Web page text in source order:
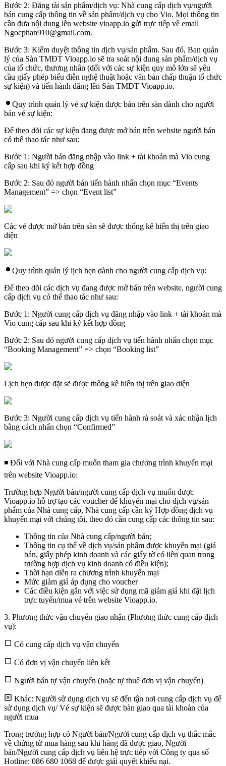
Bước 2: Đăng tải sản phẩm/dịch vụ: Nhà cung cấp dịch vụ/người
bán cung cấp thông tin về sản phẩm/dịch vụ cho Vio. Mọi thông tin
cần đưa nội dung lên website vioapp.io gửi trực tiếp về email
Ngocphan910@gmail.com.
Bước 3: Kiểm duyệt thông tin dịch vụ/sản phẩm. Sau đó, Ban quản
lý của Sàn TMĐT Vioapp.io sẽ tra soát nội dung sản phẩm/dịch vụ
của tổ chức, thương nhân (đối với các sự kiện quy mô lớn sẽ yêu
cầu giấy phép biểu diễn nghệ thuật hoặc văn bản chấp thuận tổ chức
sự kiện) và tiến hành đăng lên Sàn TMĐT Vioapp.io.
Quy trình quản lý vé sự kiện được bán trên sàn dành cho người
bán vé sự kiện:
Để theo dõi các sự kiện đang được mở bán trên website người bán
có thể thao tác như sau:
Bước 1: Người bán đăng nhập vào link + tài khoản mà Vio cung
cấp sau khi ký kết hợp đồng
Bước 2: Sau đó người bán tiến hành nhấn chọn mục “Events
Management” => chọn “Event list”
Các vé được mở bán trên sàn sẽ được thống kê hiển thị trên giao
diện
Quy trình quản lý lịch hẹn dành cho người cung cấp dịch vụ:
Để theo dõi các dịch vụ đang được mở bán trên website, người cung
cấp dịch vụ có thể thao tác như sau:
Bước 1: Người cung cấp dịch vụ đăng nhập vào link + tài khoản mà
Vio cung cấp sau khi ký kết hợp đồng
Bước 2: Sau đó người cung cấp dịch vụ tiến hành nhấn chọn mục
“Booking Management” => chọn “Booking list”
Lịch hẹn được đặt sẽ được thống kê hiển thị trên giao diện
Bước 3: Người cung cấp dịch vụ tiến hành rà soát và xác nhận lịch
bằng cách nhấn chọn “Confirmed”
◾ Đối với Nhà cung cấp muốn tham gia chương trình khuyến mại
trên website Vioapp.io:
Trường hợp Người bán/người cung cấp dịch vụ muốn được
Vioapp.io hỗ trợ tạo các voucher để khuyến mại cho dịch vụ/sản
phẩm của Nhà cung cấp, Nhà cung cấp cần ký Hợp đồng dịch vụ
khuyến mại với chúng tôi, theo đó cần cung cấp các thông tin sau:
Thông tin của Nhà cung cấp/người bán;
Thông tin cụ thể về dịch vụ/sản phẩm được khuyển mại (giá
bán, giấy phép kinh doanh và các giấy tờ có liên quan trong
trường hợp dịch vụ kinh doanh có điều kiện);
Thời hạn diễn ra chương trình khuyến mại
Mức giảm giá áp dụng cho voucher
Các điều kiện gắn với việc sử dụng mã giảm giá khi đặt lịch
trực tuyến/mua vé trên website Vioapp.io.
3. Phương thức vận chuyển giao nhận (Phương thức cung cấp dịch
vụ):
Có cung cấp dịch vụ vận chuyển
Có đơn vị vận chuyển liên kết
Người bán tự vận chuyển (hoặc tự thuê đơn vị vận chuyển)
Khác: Người sử dụng dịch vụ sẽ đến tận nơi cung cấp dịch vụ để
sử dụng dịch vụ/ Vé sự kiện sẽ được bàn giao qua tài khoản của
người mua
Trong trường hợp có Người bán/Người cung cấp dịch vụ thắc mắc
về chứng từ mua hàng sau khi hàng đã được giao, Người
bán/Người cung cấp dịch vụ liên hệ trực tiếp với Công ty qua số
Hotline: 086 680 1068 để được giải quyết khiếu nại.